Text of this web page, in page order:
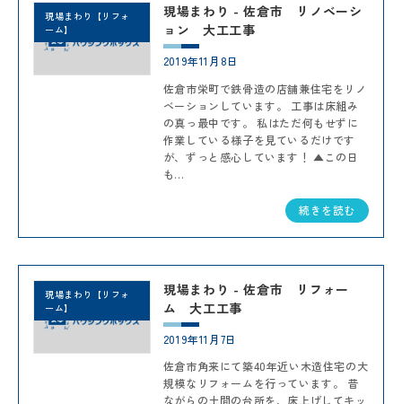
現場まわり【リフォ
ーム】
現場まわり - 佐倉市 リノベーシ
ョン 大工工事
2019年11月8日
佐倉市栄町で鉄骨造の店舗兼住宅をリノ
ベーションしています。 工事は床組み
の真っ最中です。 私はただ何もせずに
作業している様子を見ているだけです
が、ずっと感心しています！ ▲この日
も...
続きを読む
現場まわり【リフォ
ーム】
現場まわり - 佐倉市 リフォー
ム 大工工事
2019年11月7日
佐倉市角来にて築40年近い木造住宅の大
規模なリフォームを行っています。 昔
ながらの土間の台所を、床上げしてキッ